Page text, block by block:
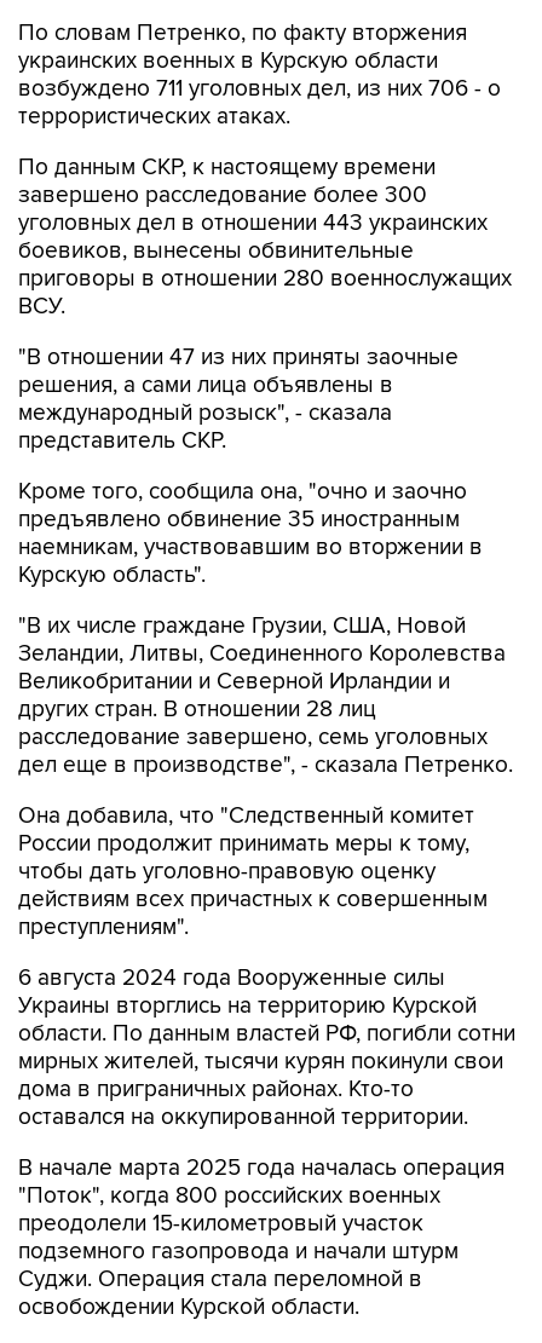
По словам Петренко, по факту вторжения
украинских военных в Курскую области
возбуждено 711 уголовных дел, из них 706 - о
террористических атаках.
По данным СКР, к настоящему времени
завершено расследование более 300
уголовных дел в отношении 443 украинских
боевиков, вынесены обвинительные
приговоры в отношении 280 военнослужащих
ВСУ.
"В отношении 47 из них приняты заочные
решения, а сами лица объявлены в
международный розыск", - сказала
представитель СКР.
Кроме того, сообщила она, "очно и заочно
предъявлено обвинение 35 иностранным
наемникам, участвовавшим во вторжении в
Курскую область".
"В их числе граждане Грузии, США, Новой
Зеландии, Литвы, Соединенного Королевства
Великобритании и Северной Ирландии и
других стран. В отношении 28 лиц
расследование завершено, семь уголовных
дел еще в производстве", - сказала Петренко.
Она добавила, что "Cледственный комитет
России продолжит принимать меры к тому,
чтобы дать уголовно-правовую оценку
действиям всех причастных к совершенным
преступлениям".
6 августа 2024 года Вооруженные силы
Украины вторглись на территорию Курской
области. По данным властей РФ, погибли сотни
мирных жителей, тысячи курян покинули свои
дома в приграничных районах. Кто-то
оставался на оккупированной территории.
В начале марта 2025 года началась операция
"Поток", когда 800 российских военных
преодолели 15-километровый участок
подземного газопровода и начали штурм
Суджи. Операция стала переломной в
освобождении Курской области.